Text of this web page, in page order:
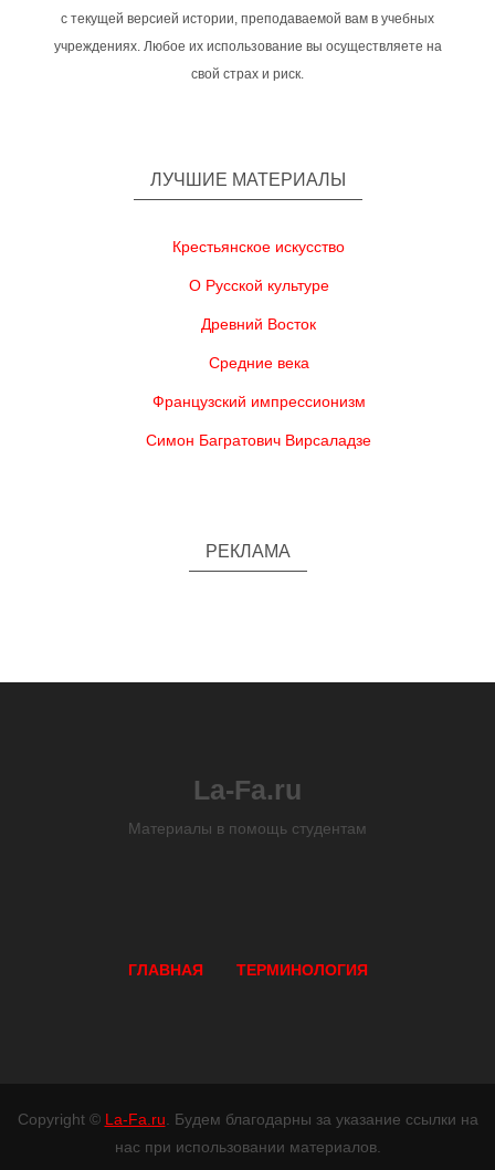
с текущей версией истории, преподаваемой вам в учебных
учреждениях. Любое их использование вы осуществляете на
свой страх и риск.
ЛУЧШИЕ МАТЕРИАЛЫ
Крестьянское искусство
О Русской культуре
Древний Восток
Средние века
Французский импрессионизм
Симон Багратович Вирсаладзе
РЕКЛАМА
La-Fa.ru
Материалы в помощь студентам
ГЛАВНАЯ ТЕРМИНОЛОГИЯ
Copyright © La-Fa.ru . Будем благодарны за указание ссылки на
нас при использовании материалов.